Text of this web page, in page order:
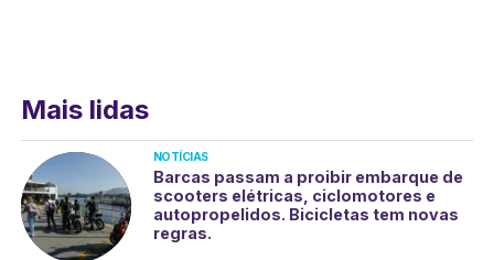
Mais lidas
NOTÍCIAS
Barcas passam a proibir embarque de
scooters elétricas, ciclomotores e
autopropelidos. Bicicletas tem novas
regras.